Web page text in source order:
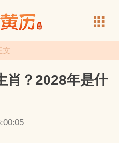
文
肖？2028年是什